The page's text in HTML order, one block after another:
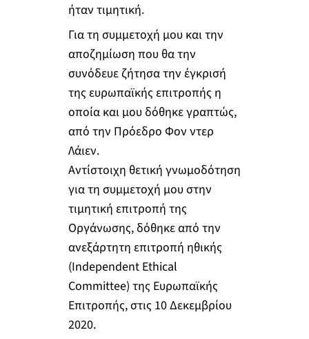
ήταν τιμητική.
Για τη συμμετοχή μου και την
αποζημίωση που θα την
συνόδευε ζήτησα την έγκρισή
της ευρωπαϊκής επιτροπής η
οποία και μου δόθηκε γραπτώς,
από την Πρόεδρο Φον ντερ
Λάιεν.
Αντίστοιχη θετική γνωμοδότηση
για τη συμμετοχή μου στην
τιμητική επιτροπή της
Οργάνωσης, δόθηκε από την
ανεξάρτητη επιτροπή ηθικής
(Independent Ethical
Committee) της Ευρωπαϊκής
Επιτροπής, στις 10 Δεκεμβρίου
2020.